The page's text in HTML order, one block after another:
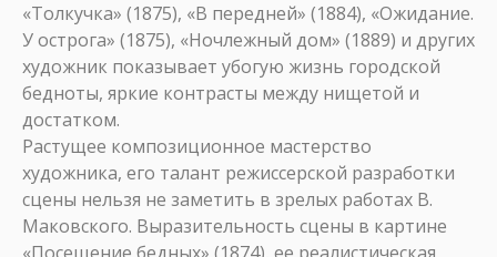
«Толкучка» (1875), «В передней» (1884), «Ожидание.
У острога» (1875), «Ночлежный дом» (1889) и других
художник показывает убогую жизнь городской
бедноты, яркие контрасты между нищетой и
достатком.
Растущее композиционное мастерство
художника, его талант режиссерской разработки
сцены нельзя не заметить в зрелых работах В.
Маковского. Выразительность сцены в картине